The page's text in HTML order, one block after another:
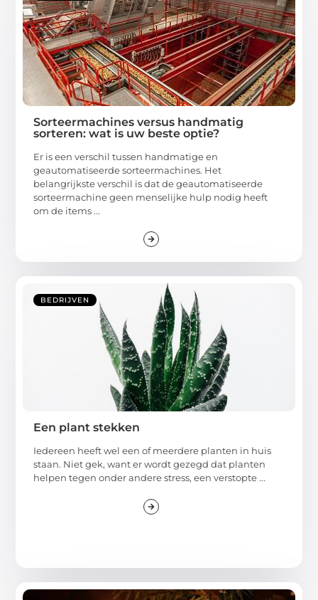
Sorteermachines versus handmatig
sorteren: wat is uw beste optie?
Er is een verschil tussen handmatige en
geautomatiseerde sorteermachines. Het
belangrijkste verschil is dat de geautomatiseerde
sorteermachine geen menselijke hulp nodig heeft
om de items ...
BEDRIJVEN
Een plant stekken
Iedereen heeft wel een of meerdere planten in huis
staan. Niet gek, want er wordt gezegd dat planten
helpen tegen onder andere stress, een verstopte ...